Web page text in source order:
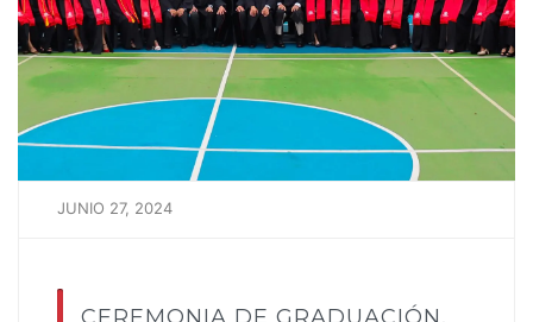
JUNIO 27, 2024